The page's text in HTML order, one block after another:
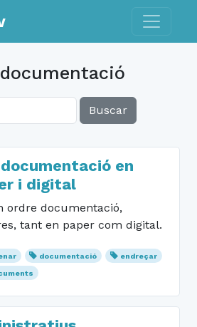
Toggle
documentació
Buscar
en
i digital
ordre documentació,
tant en paper com digital.
documentació
endreçar